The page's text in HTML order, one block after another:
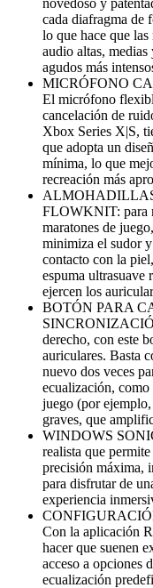
cada diafragma de
lo que hace que
audio altas,
agudos más
MICRÓFONO
El micrófono
cancelación de
Xbox Series X|S,
que adopta un
mínima, lo que
recreación más
FLOWKNIT: para
maratones de
minimiza el sudor
contacto con la
espuma ultrasuave
ejercen los
BOTÓN PARA
derecho, con este
auriculares. Basta
nuevo dos veces
ecualización,
juego (por
graves, que
WINDOWS
realista que
precisión máxima,
para disfrutar de
experiencia
Con la aplicación
hacer que suenen
acceso a opciones
ecualización